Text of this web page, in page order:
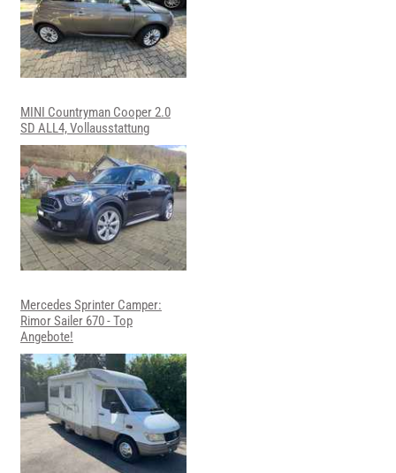
MINI Countryman Cooper 2.0
SD ALL4, Vollausstattung
Mercedes Sprinter Camper:
Rimor Sailer 670 - Top
Angebote!